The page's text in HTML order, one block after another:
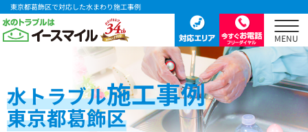
東京都葛飾区で対応した水まわり施工事例
水トラブル施工事例
東京都葛飾区